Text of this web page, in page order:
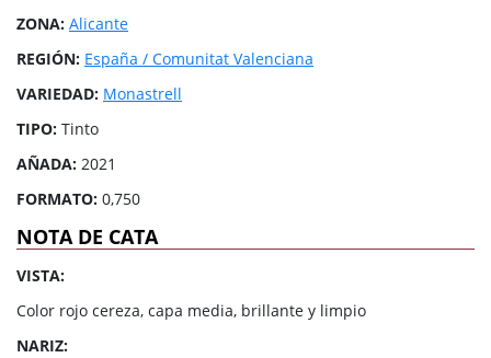
ZONA: Alicante
REGIÓN: España / Comunitat Valenciana
VARIEDAD: Monastrell
TIPO: Tinto
AÑADA: 2021
FORMATO: 0,750
NOTA DE CATA
VISTA:
Color rojo cereza, capa media, brillante y limpio
NARIZ: